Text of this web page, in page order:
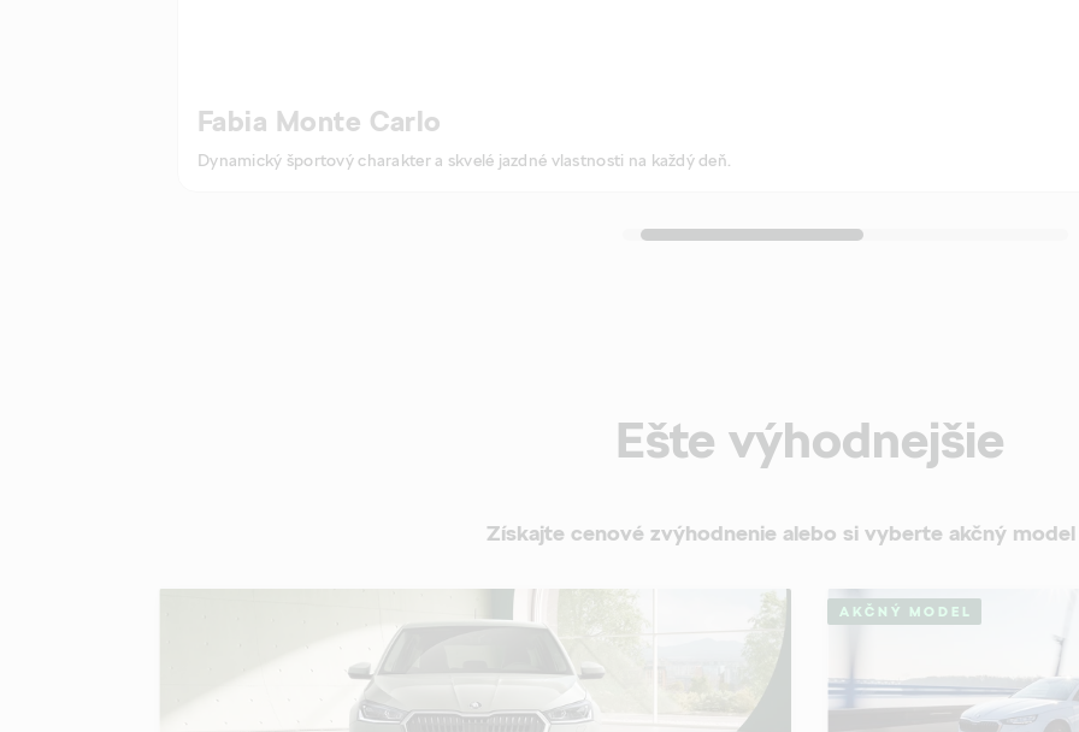
Fabia Monte Carlo
Dynamický športový charakter a skvelé jazdné vlastnosti na každý deň.
Ešte výhodnejšie
Získajte cenové zvýhodnenie alebo si vyberte akčný
AKČNÝ MODEL